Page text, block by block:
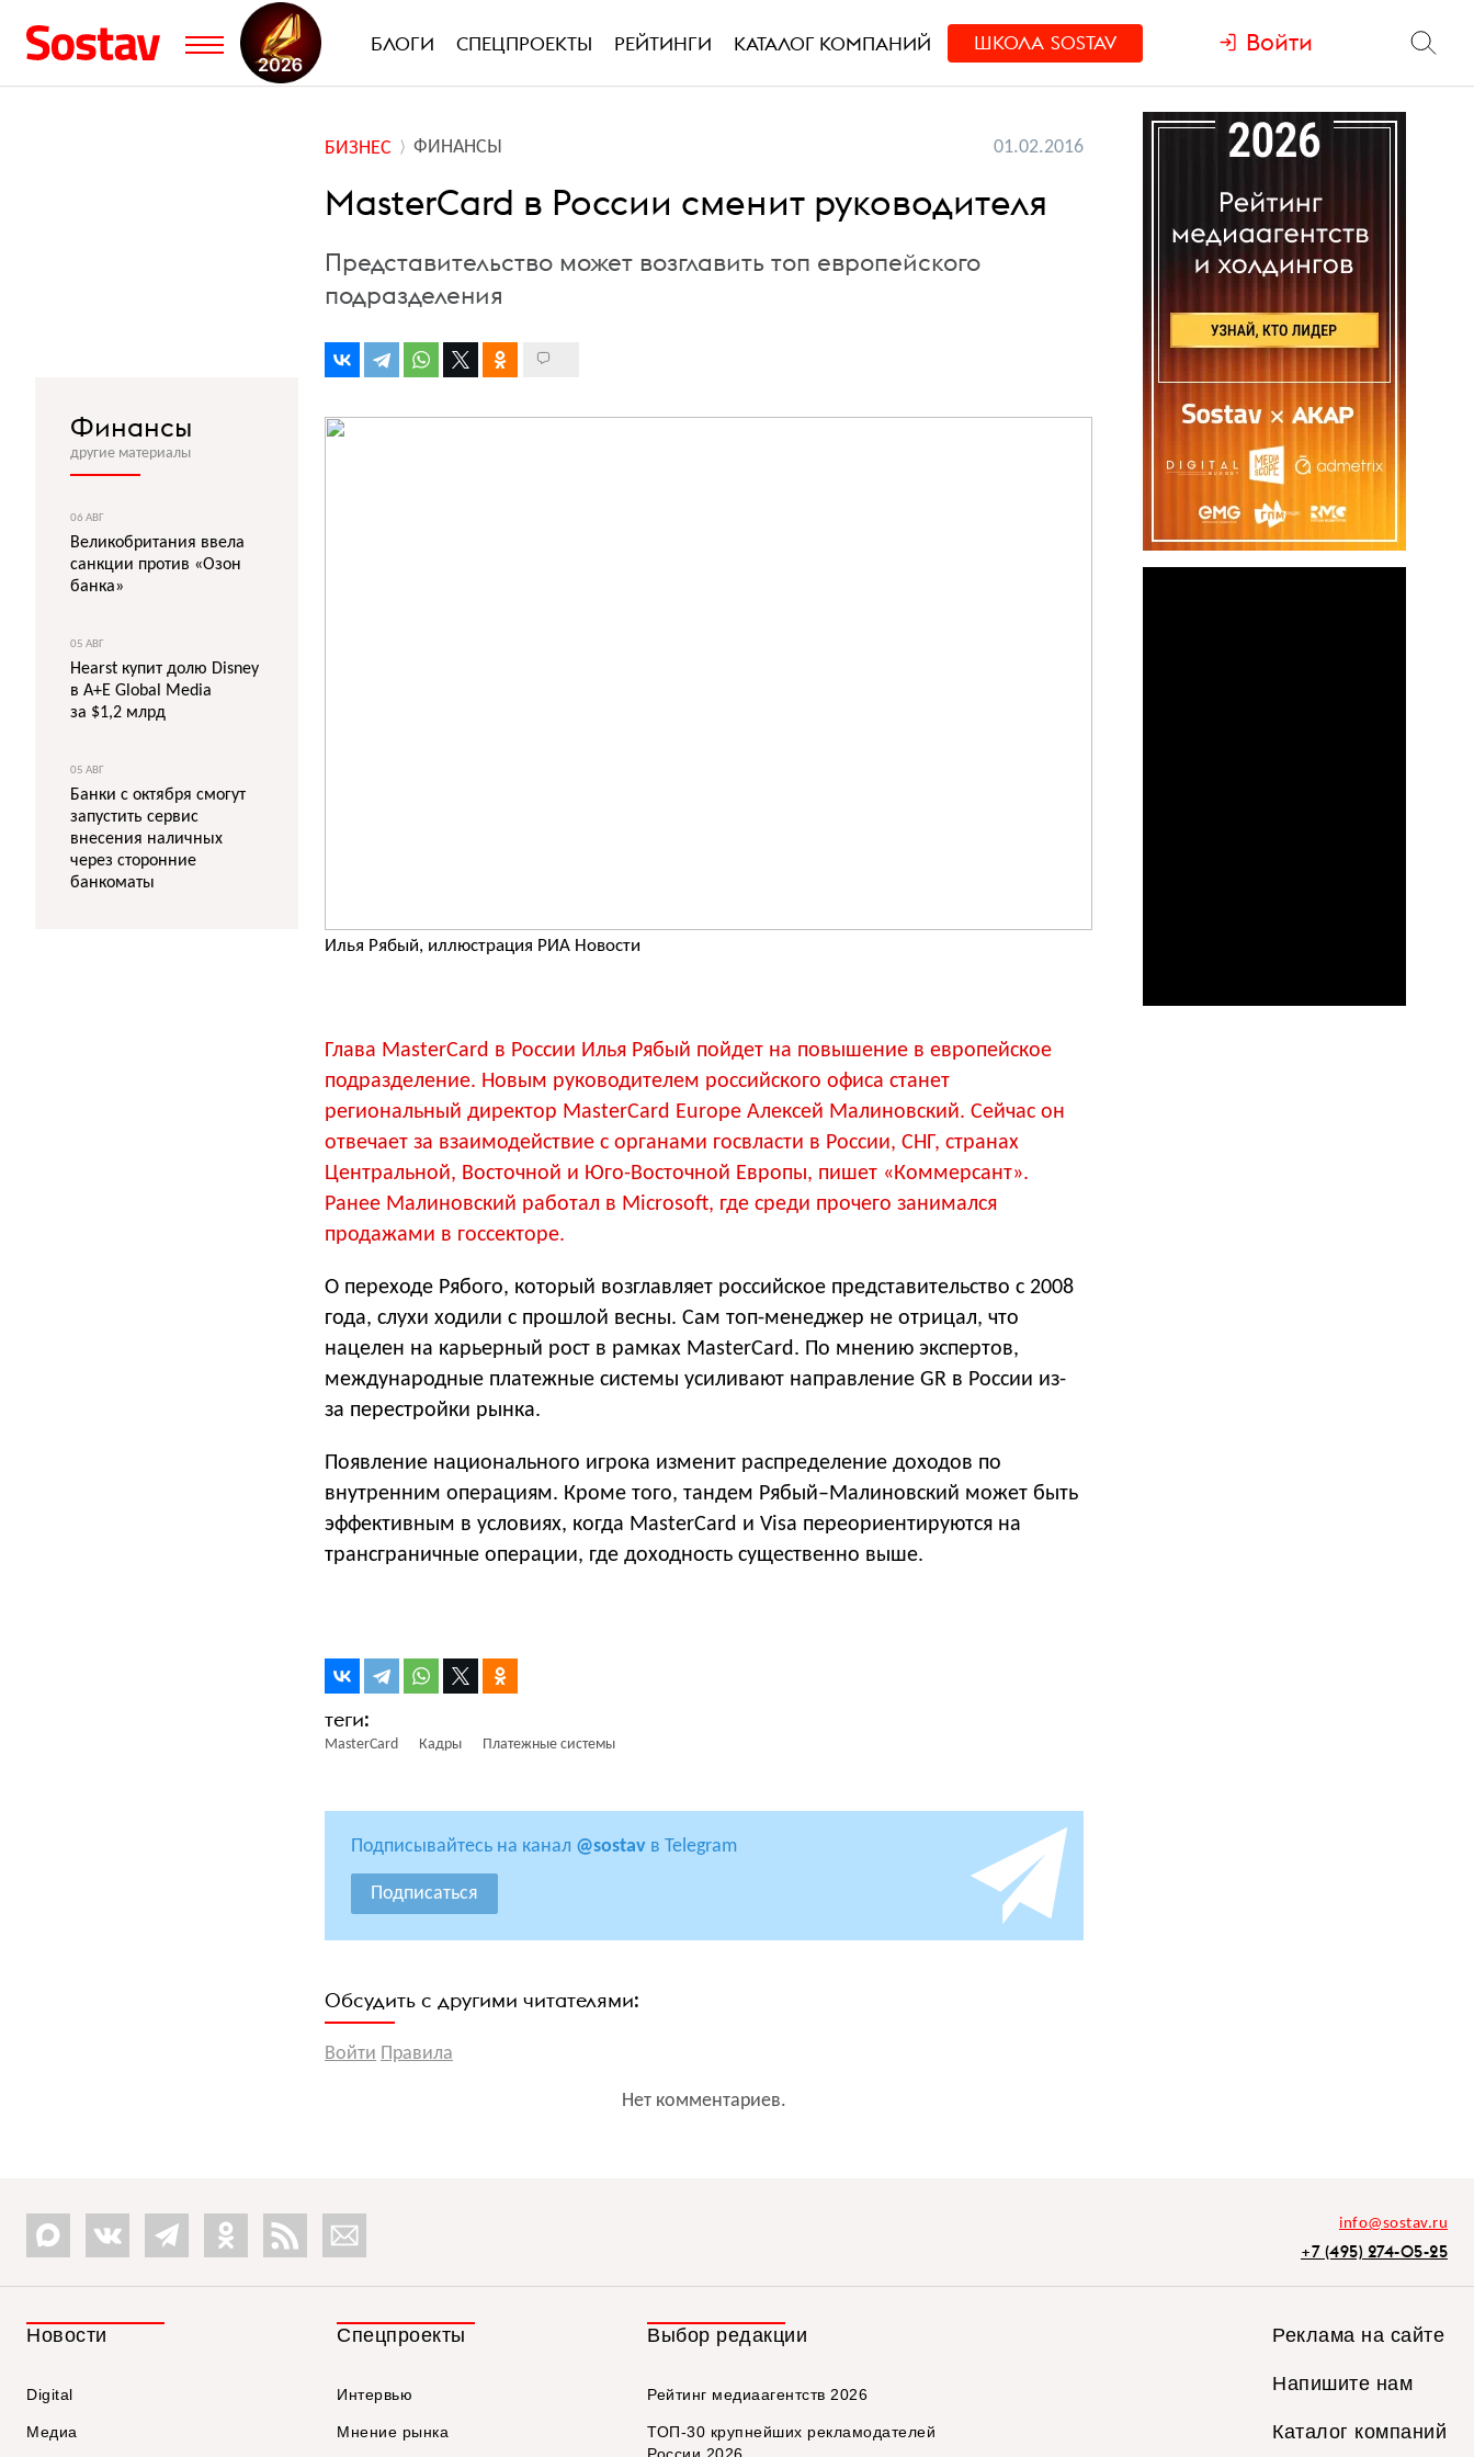
БЛОГИ СПЕЦПРОЕКТЫ РЕЙТИНГИ КАТАЛОГ КОМПАНИЙ ШКОЛА SOSTAV Войти
БИЗНЕС ФИНАНСЫ 01.02.2016
MasterCard в России сменит руководителя
Представительство может возглавить топ европейского
подразделения
Илья Рябый, иллюстрация РИА Новости
Глава MasterCard в России Илья Рябый пойдет на повышение в европейское
подразделение. Новым руководителем российского офиса станет
региональный директор MasterCard Europe Алексей Малиновский. Сейчас он
отвечает за взаимодействие с органами госвласти в России, СНГ, странах
Центральной, Восточной и Юго-Восточной Европы, пишет «Коммерсант».
Ранее Малиновский работал в Microsoft, где среди прочего занимался
продажами в госсекторе.
О переходе Рябого, который возглавляет российское представительство с 2008
года, слухи ходили с прошлой весны. Сам топ-менеджер не отрицал, что
нацелен на карьерный рост в рамках MasterCard. По мнению экспертов,
международные платежные системы усиливают направление GR в России из-
за перестройки рынка.
Появление национального игрока изменит распределение доходов по
внутренним операциям. Кроме того, тандем Рябый–Малиновский может быть
эффективным в условиях, когда MasterCard и Visa переориентируются на
трансграничные операции, где доходность существенно выше.
MasterCard Кадры Платежные системы
Подписывайтесь на канал @sostav в Telegram
Подписаться
Обсудить с другими читателями:
Войти Правила
Нет комментариев.
Финансы
другие материалы
06 АВГ
Великобритания ввела
санкции против «Озон
банка»
05 АВГ
Hearst купит долю Disney
в A+E Global Media
за $1,2 млрд
05 АВГ
Банки с октября смогут
запустить сервис
внесения наличных
через сторонние
банкоматы
info@sostav.ru
+7 (495) 274-05-25
Новости
Digital
Медиа
Спецпроекты
Интервью
Мнение рынка
Выбор редакции
Рейтинг медиаагентств 2026
ТОП-30 крупнейших рекламодателей
Реклама на сайте
Напишите нам
Каталог компаний